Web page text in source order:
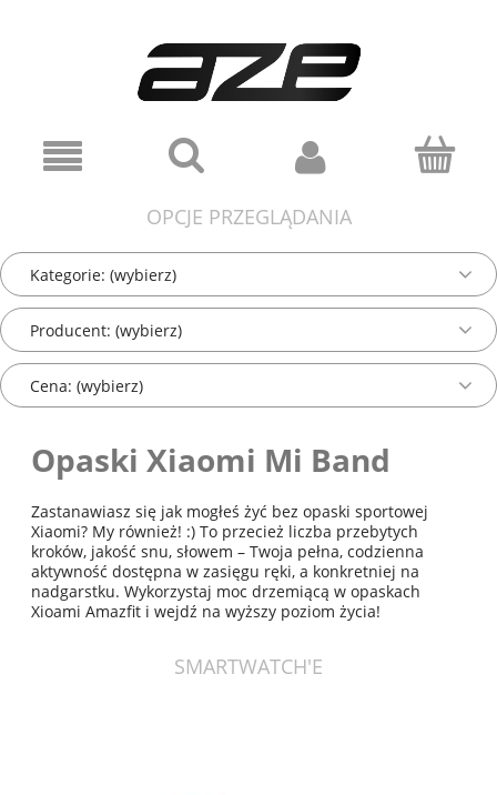
OPCJE PRZEGLĄDANIA
Kategorie: (wybierz)
Producent: (wybierz)
Cena: (wybierz)
Opaski Xiaomi Mi Band
Zastanawiasz się jak mogłeś żyć bez opaski sportowej
Xiaomi? My również! :) To przecież liczba przebytych
kroków, jakość snu, słowem – Twoja pełna, codzienna
aktywność dostępna w zasięgu ręki, a konkretniej na
nadgarstku. Wykorzystaj moc drzemiącą w opaskach
Xioami Amazfit i wejdź na wyższy poziom życia!
SMARTWATCH'E